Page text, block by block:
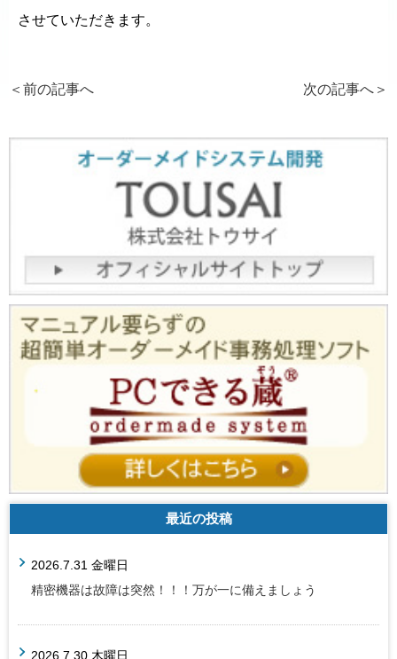
させていただきます。
＜前の記事へ 次の記事へ ＞
最近の投稿
2026.7.31 金曜日
精密機器は故障は突然！！！万が一に備えましょう
2026.7.30 木曜日